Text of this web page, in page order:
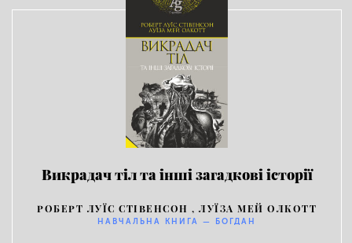
Викрадач тіл та інші загадкові історії
РОБЕРТ ЛУЇС СТІВЕНСОН , ЛУЇЗА МЕЙ ОЛКОТТ
НАВЧАЛЬНА КНИГА — БОГДАН